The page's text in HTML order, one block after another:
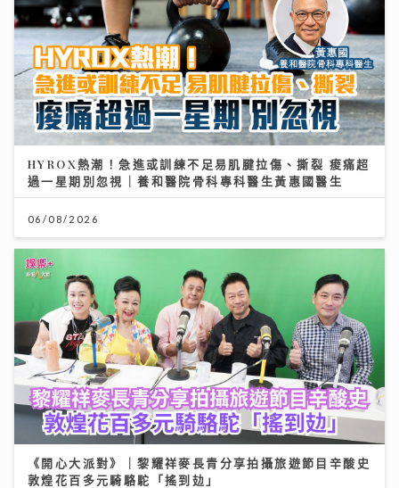
HYROX熱潮！急進或訓練不足易肌腱拉傷、撕裂 痠痛超
過一星期別忽視｜養和醫院骨科專科醫生黃惠國醫生
06/08/2026
《開心大派對》｜黎耀祥麥長青分享拍攝旅遊節目辛酸史
敦煌花百多元騎駱駝「搖到攰」